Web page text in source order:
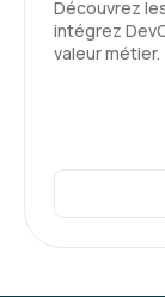
Découvrez
intégrez
valeur métier.